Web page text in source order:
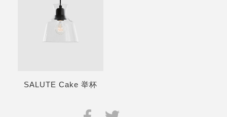
SALUTE Cake 举杯